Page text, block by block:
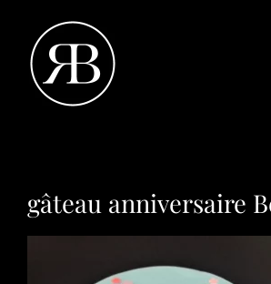
gâteau anniversaire